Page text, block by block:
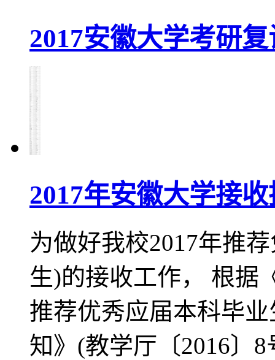
2017安徽大学考研
2017年安徽大学接
为做好我校2017年推
生)的接收工作， 根据
推荐优秀应届本科毕
知》(教学厅〔2016〕